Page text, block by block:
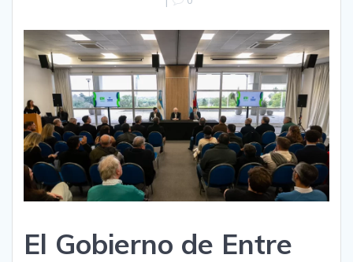
El Gobierno de Entre